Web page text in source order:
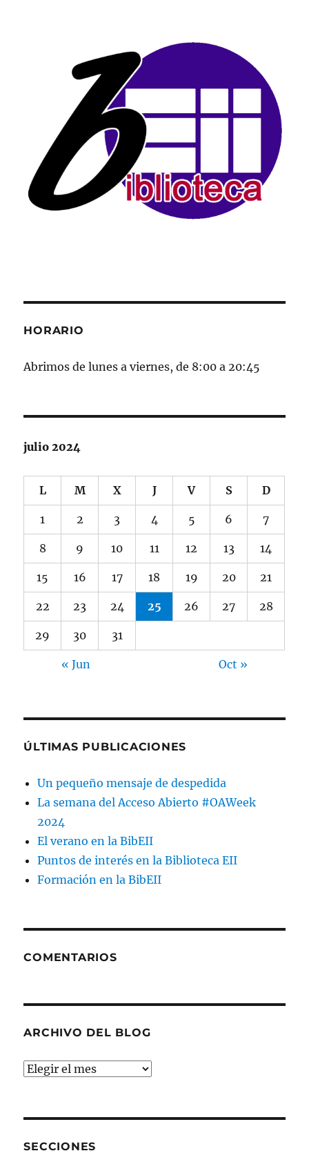
HORARIO
Abrimos de lunes a viernes, de 8:00 a 20:45
julio 2024
L M X J V S D
1 2 3 4 5 6 7
8 9 10 11 12 13 14
15 16 17 18 19 20 21
22 23 24 25 26 27 28
29 30 31
« Jun Oct »
ÚLTIMAS PUBLICACIONES
Un pequeño mensaje de despedida
La semana del Acceso Abierto #OAWeek
2024
El verano en la BibEII
Puntos de interés en la Biblioteca EII
Formación en la BibEII
COMENTARIOS
ARCHIVO DEL BLOG
Archivo
SECCIONES